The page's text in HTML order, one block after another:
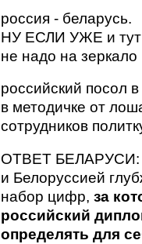
россия - беларусь.
НУ ЕСЛИ УЖЕ и тут
не надо на
российский посол
в методичке от
сотрудников
ОТВЕТ БЕЛАРУСИ:
и Белоруссией
набор цифр, за
российский
определять для